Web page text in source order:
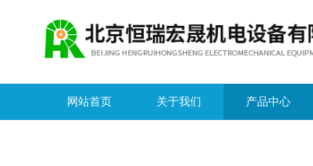
网站首页 关于我们 产品中心